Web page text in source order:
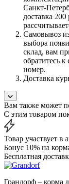
Санкт-
доставка
Самовывоз
выбора
склад, вам
обратитесь к
номер.
Доставка
Вам также может
С этим товаром
Товар участвует в
Бонус 10% на
Бесплатная
Грандорф – корма